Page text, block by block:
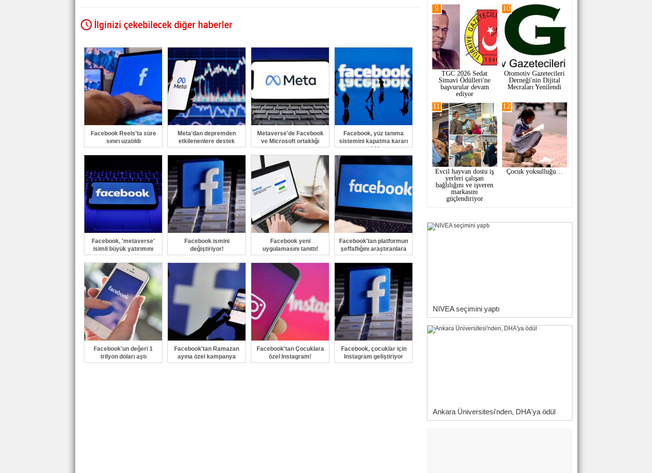
İlginizi çekebilecek diğer haberler
Facebook Reels'ta süre
sınırı uzatıldı
Meta'dan depremden
etkilenenlere destek
Metaverse'de Facebook
ve Microsoft ortaklığı
Facebook, yüz tanıma
sistemini kapatma kararı
aldı!
Facebook, 'metaverse'
isimli büyük yatırımını
tanıttı.
Facebook ismini
değiştiriyor!
Facebook yeni
uygulamasını tanıttı!
Facebook'tan platformun
şeffaflığını araştıranlara
engel
Facebook'un değeri 1
trilyon doları aştı
Facebook'tan Ramazan
ayına özel kampanya
Facebook'tan Çocuklara
özel Instagram!
Facebook, çocuklar için
Instagram geliştiriyor
TGC 2026 Sedat
Simavi Ödülleri'ne
başvurular devam
ediyor
9
Otomotiv Gazetecileri
Derneği'nin Dijital
Mecraları Yenilendi
10
Evcil hayvan dostu iş
yerleri çalışan
bağlılığını ve işveren
markasını
güçlendiriyor
11
Çocuk yoksulluğu…
12
NIVEA seçimini yaptı
Ankara Üniversitesi'nden, DHA'ya ödül